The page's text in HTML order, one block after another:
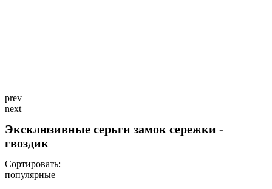
prev
next
Эксклюзивные серьги замок сережки -
гвоздик
Сортировать:
популярные